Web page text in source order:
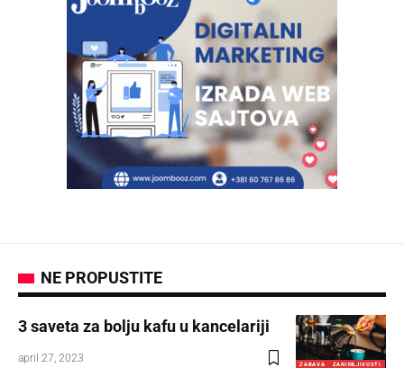
NE PROPUSTITE
ZABAVA ZANIMLJIVOSTI
3 saveta za bolju kafu u kancelariji
april 27, 2023